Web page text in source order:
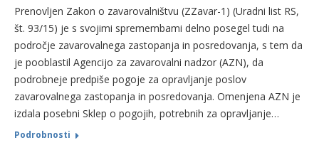
Prenovljen Zakon o zavarovalništvu (ZZavar-1) (Uradni list RS,
št. 93/15) je s svojimi spremembami delno posegel tudi na
področje zavarovalnega zastopanja in posredovanja, s tem da
je pooblastil Agencijo za zavarovalni nadzor (AZN), da
podrobneje predpiše pogoje za opravljanje poslov
zavarovalnega zastopanja in posredovanja. Omenjena AZN je
izdala posebni Sklep o pogojih, potrebnih za opravljanje…
Podrobnosti